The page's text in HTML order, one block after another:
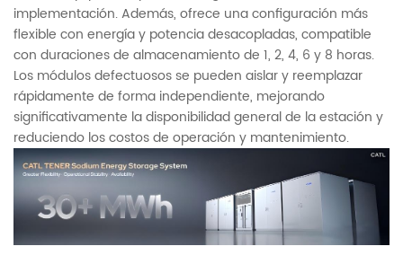
implementación. Además, ofrece una configuración más
flexible con energía y potencia desacopladas, compatible
con duraciones de almacenamiento de 1, 2, 4, 6 y 8 horas.
Los módulos defectuosos se pueden aislar y reemplazar
rápidamente de forma independiente, mejorando
significativamente la disponibilidad general de la estación y
reduciendo los costos de operación y mantenimiento.